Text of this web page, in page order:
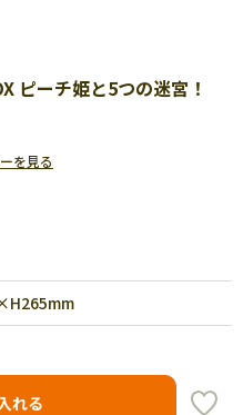
ピーチ姫と5つの迷宮！
を見る
れる